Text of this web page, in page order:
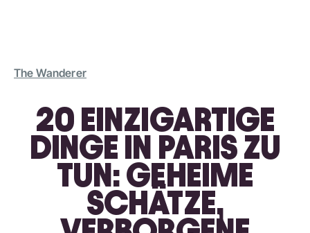
The Wanderer
20 EINZIGARTIGE
DINGE IN PARIS ZU
TUN: GEHEIME
SCHÄTZE,